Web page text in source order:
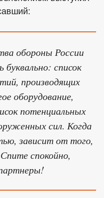
обороны России
список
производящих
оборудование,
потенциальных
сил. Когда
зависит от того,
спокойно,